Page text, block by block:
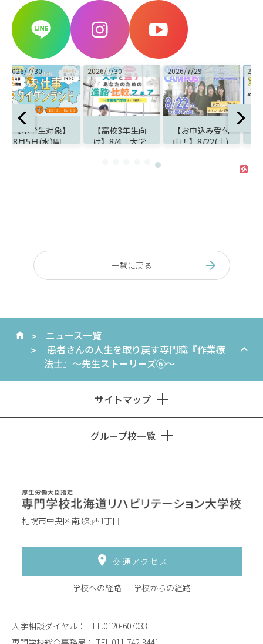
2026/8/4
【8/4（火）よ
り】第4回AOエ
2026/7/30
【高校3年生向
け】8/4｜大学
2026/7/29
【お申込み受付
中！】8/22(土)
パスのお知らせ
一覧に戻る
ニュース一覧
患者さんの人生を取り戻す専門職『作業療
法士』～先生ストーリーズ⑥～
サイトマップ
グループ校一覧
札幌市中央区南3条西1丁目
交通アクセス
学校への経路 学校からの経路
入学相談ダイヤル： TEL.0120-607033